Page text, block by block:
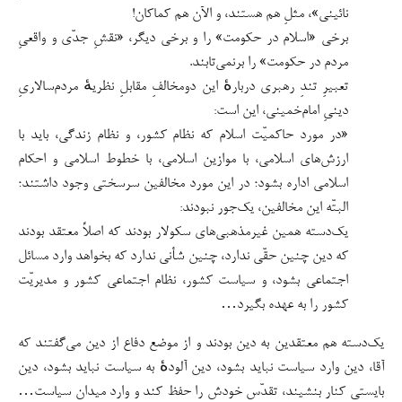
نائینی»، مثلِ هم هستند، و الآن هم کماکان!
برخی «اسلام در حکومت» را و برخی دیگر، «نقشِ جدّی و واقعیِ
مردم در حکومت» را برنمی‌تابند.
تعبیرِ تندِ رهبری دربارهٔ این دومخالفِ مقابلِ نظریهٔ مردم‌سالاریِ
دینیِ امام‌خمینی، این است:
«در مورد حاکمیّت اسلام که نظام کشور، و نظام زندگی، باید با
ارزش‌های اسلامی، با موازین اسلامی، با خطوط اسلامی و احکام
اسلامی اداره بشود؛ در این مورد مخالفین سرسختی وجود داشتند؛
البتّه این مخالفین، یک‌جور نبودند:
یک‌دسته همین غیرمذهبی‌های سکولار بودند که اصلاً معتقد بودند
که دین چنین حقّی ندارد، چنین شأنی ندارد که بخواهد وارد مسائل
اجتماعی بشود، و سیاست کشور، نظام اجتماعی کشور و مدیریّت
کشور را به عهده بگیرد…
یک‌دسته هم معتقدین به دین بودند و از موضع دفاع از دین می‌گفتند که
آقا، دین وارد سیاست نباید بشود، دین آلودهٔ به سیاست نباید بشود، دین
بایستی کنار بنشیند، تقدّس خودش را حفظ کند و وارد میدان سیاست…